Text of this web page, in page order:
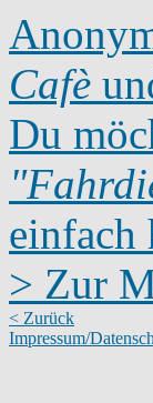
Cafè
Du
einfach
> Zur
< Zurück
Impressum/